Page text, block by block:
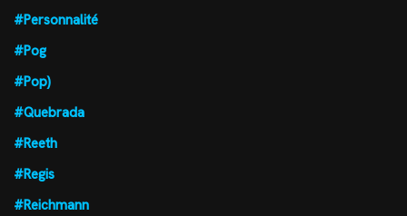
#Personnalité
#Pog
#Pop)
#Quebrada
#Reeth
#Regis
#Reichmann